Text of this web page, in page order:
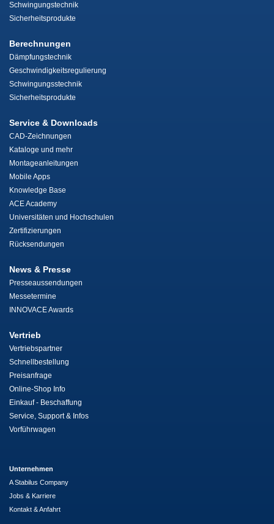
Schwingungstechnik
Sicherheitsprodukte
Berechnungen
Dämpfungstechnik
Geschwindigkeitsregulierung
Schwingungsstechnik
Sicherheitsprodukte
Service & Downloads
CAD-Zeichnungen
Kataloge und mehr
Montageanleitungen
Mobile Apps
Knowledge Base
ACE Academy
Universitäten und Hochschulen
Zertifizierungen
Rücksendungen
News & Presse
Presseaussendungen
Messetermine
INNOVACE Awards
Vertrieb
Vertriebspartner
Schnellbestellung
Preisanfrage
Online-Shop Info
Einkauf - Beschaffung
Service, Support & Infos
Vorführwagen
Unternehmen
A Stabilus Company
Jobs & Karriere
Kontakt & Anfahrt